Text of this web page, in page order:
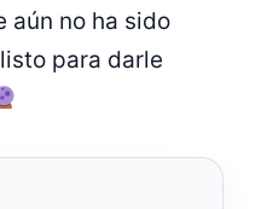
aún no ha sido
para darle